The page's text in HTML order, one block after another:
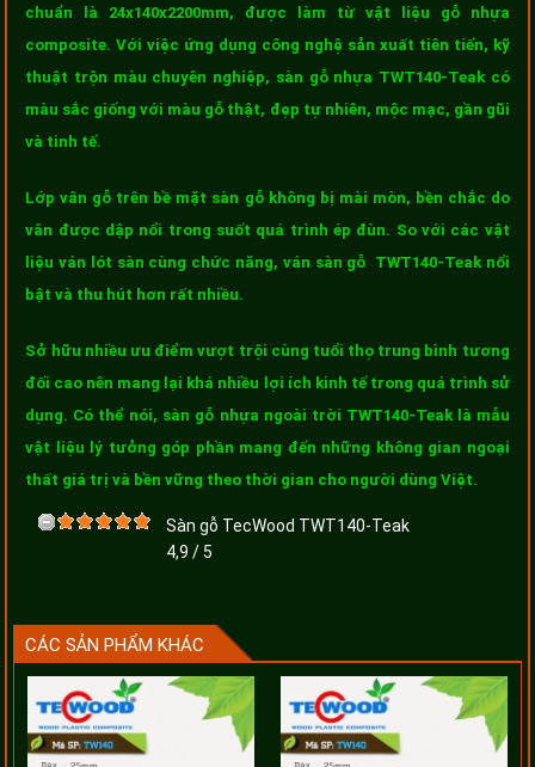
chuẩn là 24x140x2200mm, được làm từ vật liệu gỗ nhựa
composite. Với việc ứng dụng công nghệ sản xuất tiên tiến, kỹ
thuật trộn màu chuyên nghiệp, sàn gỗ nhựa TWT140-Teak có
màu sắc giống với màu gỗ thật, đẹp tự nhiên, mộc mạc, gần gũi
và tinh tế.
Lớp vân gỗ trên bề mặt sàn gỗ không bị mài mòn, bền chắc do
vân được dập nổi trong suốt quá trình ép đùn. So với các vật
liệu ván lót sàn cùng chức năng, ván sàn gỗ TWT140-Teak nổi
bật và thu hút hơn rất nhiều.
Sở hữu nhiều ưu điểm vượt trội cùng tuổi thọ trung bình tương
đối cao nên mang lại khá nhiều lợi ích kinh tế trong quá trình sử
dụng. Có thể nói, sàn gỗ nhựa ngoài trời TWT140-Teak là mẫu
vật liệu lý tưởng góp phần mang đến những không gian ngoại
thất giá trị và bền vững theo thời gian cho người dùng Việt.
Sàn gỗ TecWood TWT140-Teak
4,9 / 5
CÁC SẢN PHẨM KHÁC